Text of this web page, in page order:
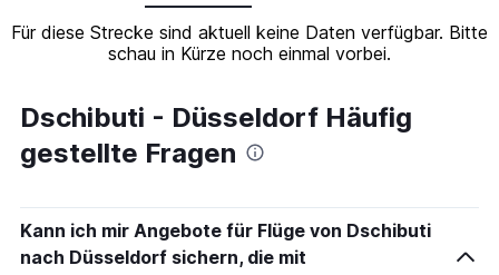
Für diese Strecke sind aktuell keine Daten verfügbar. Bitte
schau in Kürze noch einmal vorbei.
Dschibuti - Düsseldorf Häufig
gestellte Fragen
Kann ich mir Angebote für Flüge von Dschibuti
nach Düsseldorf sichern, die mit